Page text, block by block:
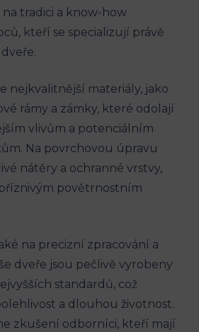
tradici a know-how
kteří se specializují právě
nejkvalitnější materiály, jako
rámy a zámky, které odolají
vlivům a potenciálním
Na povrchovou úpravu
nátěry a ochranné vrstvy,
povětrnostním
na precizní zpracování a
dveře jsou pečlivě vyrobeny
standardů, což
a dlouhou životnost.
zkušení odborníci, kteří mají